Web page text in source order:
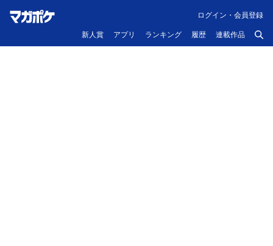
新人賞 アプリ ランキング 履歴 連載作品
ログイン・会員登録